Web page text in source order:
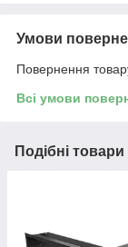
Умови
Повернення
Всі умови
Подібні товари